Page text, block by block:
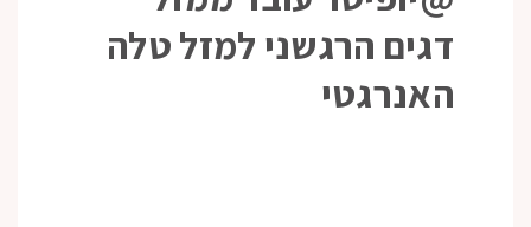
דגים הרגשני למזל טלה
האנרגטי